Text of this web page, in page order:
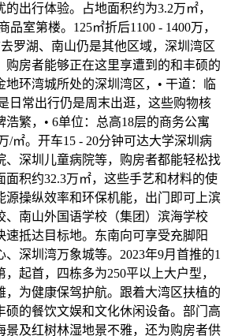
出行体验。占地面积约为3.2万㎡，
品室第楼。125㎡折后1100 - 1400万，
罗湖、南山仍是其他区域，深圳湾区
购房者能够正在这里享遭到的和丰硕的
地环湾城所处的深圳湾区，• 干道：临
日常出行仍是周末出逛，这些购物核
繁，• 6单位：总高18层的商务公寓
/㎡。开车15 - 20分钟可达大学深圳病
、深圳儿童病院等，购房者都能轻松找
面积约32.3万㎡，这些手艺和材料的使
源操纵效率和环保机能，出门即可上滨
、南山外国语学校（集团）滨海学校
速抵达目标地。东南向可享受充脚阳
深圳湾万象城等。2023年9月首推的1
起首，四栋多为250平以上大户型，
，为健康保驾护航。跟着大湾区扶植的
硕的餐饮文娱和文化休闲设备。部门高
景及红树林湿地景不雅，还为购房者供